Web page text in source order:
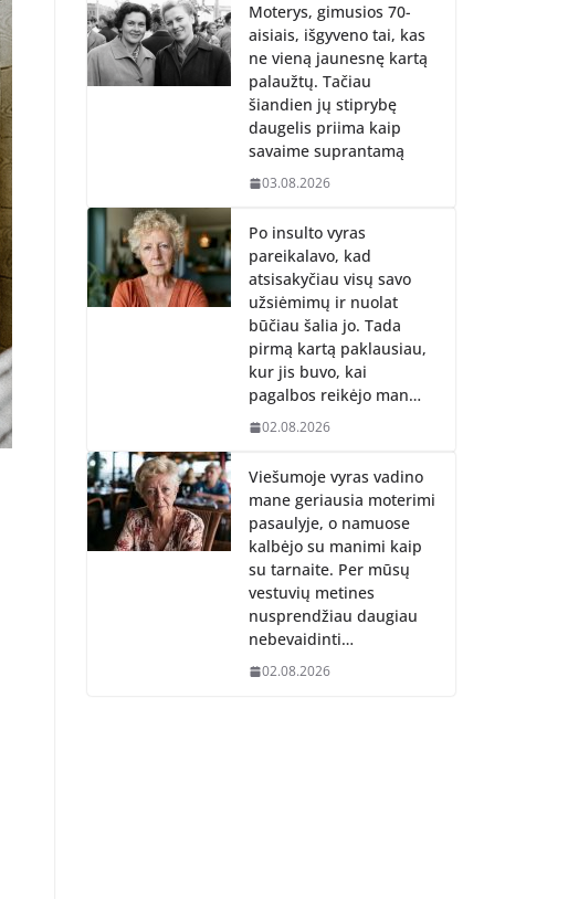
Moterys, gimusios 70-
aisiais, išgyveno tai, kas
ne vieną jaunesnę kartą
palaužtų. Tačiau
šiandien jų stiprybę
daugelis priima kaip
savaime suprantamą
03.08.2026
Po insulto vyras
pareikalavo, kad
atsisakyčiau visų savo
užsiėmimų ir nuolat
būčiau šalia jo. Tada
pirmą kartą paklausiau,
kur jis buvo, kai
pagalbos reikėjo man…
02.08.2026
Viešumoje vyras vadino
mane geriausia moterimi
pasaulyje, o namuose
kalbėjo su manimi kaip
su tarnaite. Per mūsų
vestuvių metines
nusprendžiau daugiau
nebevaidinti…
02.08.2026